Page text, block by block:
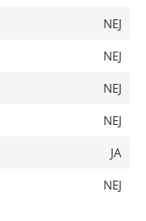
NEJ
NEJ
NEJ
NEJ
JA
NEJ